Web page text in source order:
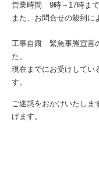
営業時間 9時～17時まで
また、お問合せの殺到に
工事自粛 緊急事態宣言
た。
現在までにお受けしてい
す。
ご迷惑をおかけいたしま
げます。